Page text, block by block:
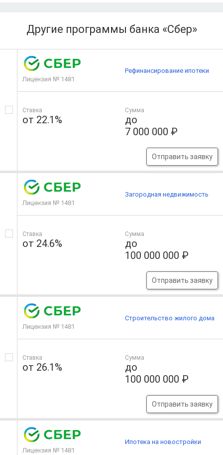
Другие программы банка «Сбер»
Лицензия № 1481
Ставка
от 22.1%
Сумма
до
7 000 000 ₽
Отправить заявку
Рефинансирование ипотеки
Лицензия № 1481
Ставка
от 24.6%
Сумма
до
100 000 000 ₽
Отправить заявку
Загородная недвижимость
Лицензия № 1481
Ставка
от 26.1%
Сумма
до
100 000 000 ₽
Отправить заявку
Строительство жилого дома
Лицензия № 1481
Ипотека на новостройки